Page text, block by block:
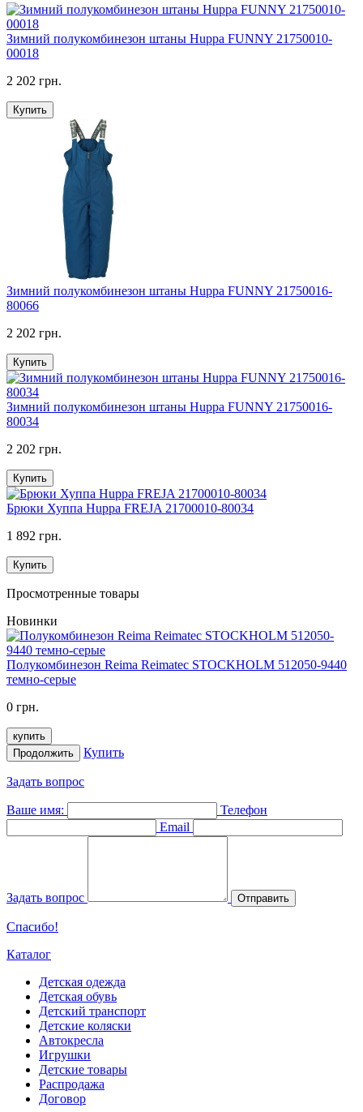
Зимний полукомбинезон штаны Huppa FUNNY 21750010-
00018
2 202 грн.
Купить
Зимний полукомбинезон штаны Huppa FUNNY 21750016-
80066
2 202 грн.
Купить
Зимний полукомбинезон штаны Huppa FUNNY 21750016-
80034
2 202 грн.
Купить
Брюки Хуппа Huppa FREJA 21700010-80034
1 892 грн.
Купить
Просмотренные товары
Новинки
Полукомбинезон Reima Reimatec STOCKHOLM 512050-9440
темно-серые
0 грн.
купить
Продолжить
Купить
Задать вопрос
Ваше имя:
Телефон
Email
Задать вопрос Отправить
Спасибо!
Каталог
Детская одежда
Детская обувь
Детский транспорт
Детские коляски
Автокресла
Игрушки
Детские товары
Распродажа
Договор